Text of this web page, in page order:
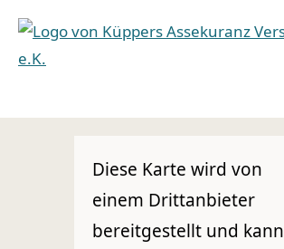
Diese Karte wird von
einem Drittanbieter
bereitgestellt und kann